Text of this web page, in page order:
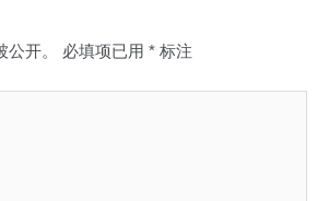
开。 必填项已用 * 标注